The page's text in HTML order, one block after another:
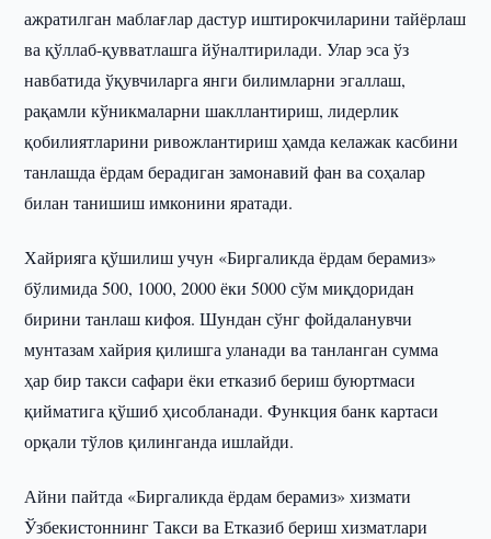
ажратилган маблағлар дастур иштирокчиларини тайёрлаш
ва қўллаб-қувватлашга йўналтирилади. Улар эса ўз
навбатида ўқувчиларга янги билимларни эгаллаш,
рақамли кўникмаларни шакллантириш, лидерлик
қобилиятларини ривожлантириш ҳамда келажак касбини
танлашда ёрдам берадиган замонавий фан ва соҳалар
билан танишиш имконини яратади.
Хайрияга қўшилиш учун «Биргаликда ёрдам берамиз»
бўлимида 500, 1000, 2000 ёки 5000 сўм миқдоридан
бирини танлаш кифоя. Шундан сўнг фойдаланувчи
мунтазам хайрия қилишга уланади ва танланган сумма
ҳар бир такси сафари ёки етказиб бериш буюртмаси
қийматига қўшиб ҳисобланади. Функция банк картаси
орқали тўлов қилинганда ишлайди.
Айни пайтда «Биргаликда ёрдам берамиз» хизмати
Ўзбекистоннинг Такси ва Етказиб бериш хизматлари